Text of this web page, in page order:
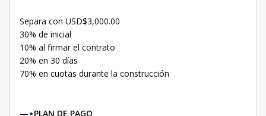
Separa con USD$3,000.00
30% de inicial
10% al firmar el contrato
20% en 30 días
70% en cuotas durante la construcción
—•PLAN DE PAGO